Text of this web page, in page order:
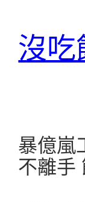
沒吃
暴億嵐
不離手